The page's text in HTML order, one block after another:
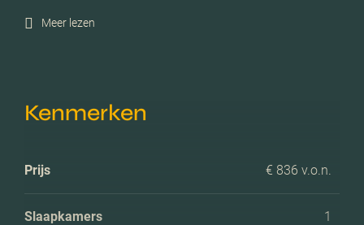
Meer lezen
Kenmerken
Prijs € 836 v.o.n.
Slaapkamers 1